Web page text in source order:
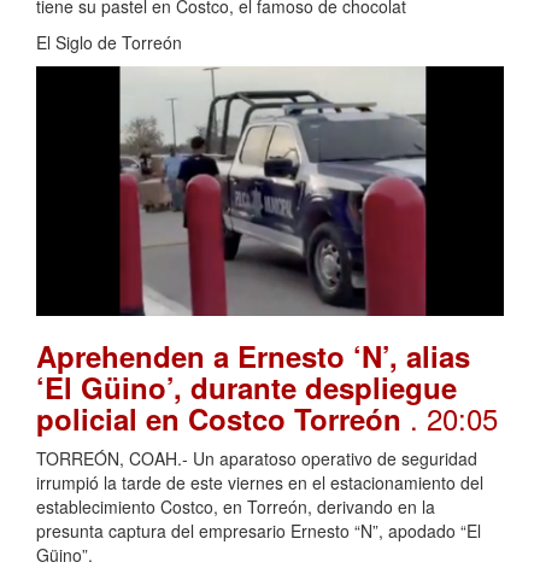
tiene su pastel en Costco, el famoso de chocolat
El Siglo de Torreón
Aprehenden a Ernesto ‘N’, alias
‘El Güino’, durante despliegue
policial en Costco Torreón. 20:05
TORREÓN, COAH.- Un aparatoso operativo de seguridad
irrumpió la tarde de este viernes en el estacionamiento del
establecimiento Costco, en Torreón, derivando en la
presunta captura del empresario Ernesto “N”, apodado “El
Güino”.